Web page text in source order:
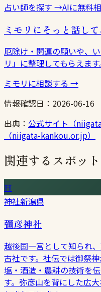
占い師を探す →AIに無料
ミモリにそっと話して
厄除け・開運の願いや、
リ」に整理してもらえます
ミモリに相談する →
情報確認日： 2026-06-16
出典： 公式サイト（
（niigata-kankou.or.jp）
関連するスポット
⛩
神社新潟県
彌彦神社
越後国一宮として知られ
古社です。社伝では御祭
塩・酒造・農耕の技術を
す。弥彦山を背にした広